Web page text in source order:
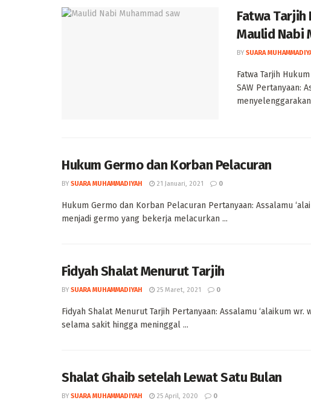
Fatwa Tarjih
Maulid Nabi
BY SUARA
Fatwa Tarjih
SAW Pertanyaan:
Hukum Germo dan Korban Pelacuran
BY SUARA MUHAMMADIYAH 21 Januari, 2021 0
Hukum Germo dan Korban Pelacuran Pertanyaan: Assalamu
menjadi germo yang bekerja melacurkan ...
Fidyah Shalat Menurut Tarjih
BY SUARA MUHAMMADIYAH 25 Maret, 2021 0
Fidyah Shalat Menurut Tarjih Pertanyaan: Assalamu ‘alaikum
selama sakit hingga meninggal ...
Shalat Ghaib setelah Lewat Satu Bulan
BY SUARA MUHAMMADIYAH 25 April, 2020 0